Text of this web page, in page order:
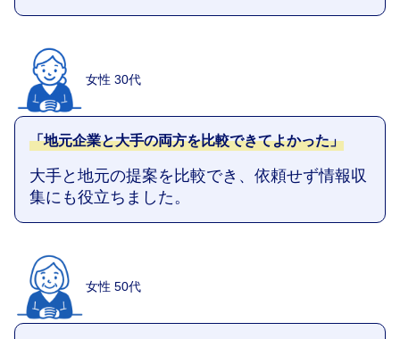
女性 30代
「地元企業と大手の両方を比較できてよかった」
大手と地元の提案を比較でき、依頼せず情報収
集にも役立ちました。
女性 50代